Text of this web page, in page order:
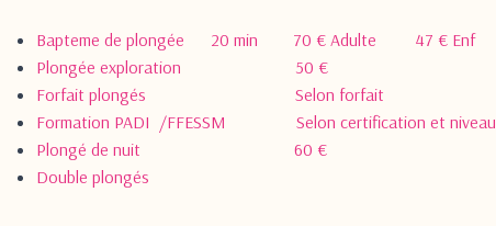
Bapteme de plongée 20 min 70 € Adulte 47 € Enf
Plongée exploration 50 €
Forfait plongés Selon forfait
Formation PADI /FFESSM Selon certification et niveau
Plongé de nuit 60 €
Double plongés